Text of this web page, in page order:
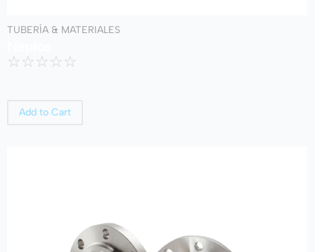
TUBERÍA & MATERIALES
☆☆☆☆☆
Add to Cart